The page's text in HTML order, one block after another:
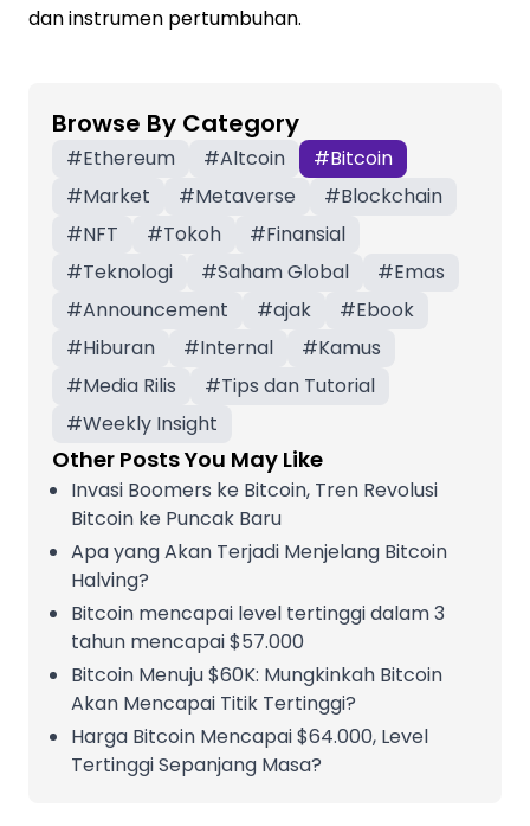
dan instrumen pertumbuhan.
Browse By Category
#Ethereum #Altcoin #Bitcoin
#Market #Metaverse #Blockchain
#NFT #Tokoh #Finansial
#Teknologi #Saham Global #Emas
#Announcement #ajak #Ebook
#Hiburan #Internal #Kamus
#Media Rilis #Tips dan Tutorial
#Weekly Insight
Other Posts You May Like
Invasi Boomers ke Bitcoin, Tren Revolusi
Bitcoin ke Puncak Baru
Apa yang Akan Terjadi Menjelang Bitcoin
Halving?
Bitcoin mencapai level tertinggi dalam 3
tahun mencapai $57.000
Bitcoin Menuju $60K: Mungkinkah Bitcoin
Akan Mencapai Titik Tertinggi?
Harga Bitcoin Mencapai $64.000, Level
Tertinggi Sepanjang Masa?